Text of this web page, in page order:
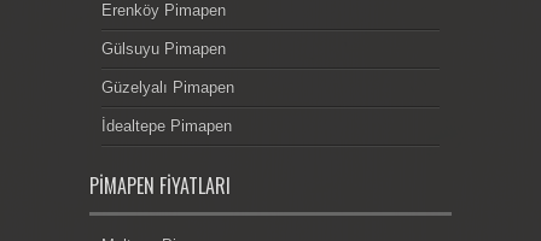
Erenköy Pimapen
Gülsuyu Pimapen
Güzelyalı Pimapen
İdealtepe Pimapen
PIMAPEN FIYATLARI